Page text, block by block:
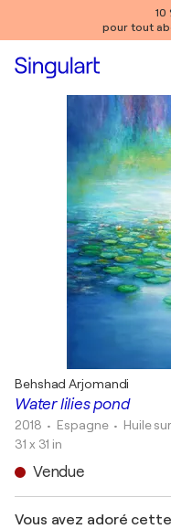
10
pour tout
Water lilies pond
Behshad Arjomandi
2018 • Espagne • Huile
31 x 31 in
Vendue
Vous avez adoré